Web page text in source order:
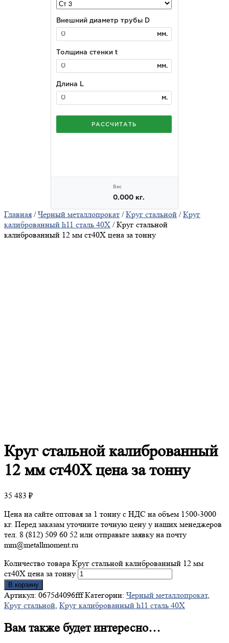
Главная /Черный металлопрокат /Круг стальной /Круг
калиброванный h11 сталь 40X / Круг стальной
калиброванный 12 мм ст40Х цена за тонну
Кругстальной калиброванный
12 мм ст40Х цена за тонну
35 483 ₽
Цена на сайте оптовая за 1 тонну с НДС на объем 1500-3000
кг. Перед заказам уточните точную цену у наших менеджеров
тел. 8 (812) 509 60 52 или отправьте заявку на почту
mm@metallmoment.ru
Количество товара Круг стальной калиброванный 12 мм
ст40Х цена за тонну
В корзину
Артикул: 0675d4096fff Категории: Черный металлопрокат,
Круг стальной, Круг калиброванный h11 сталь 40X
Вам также будет интересно…